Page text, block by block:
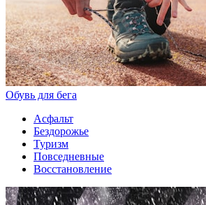
Обувь для бега
Асфальт
Бездорожье
Туризм
Повседневные
Восстановление